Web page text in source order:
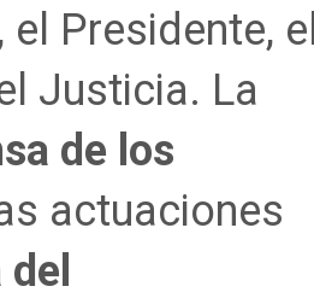
Presidente, el
Justicia. La
de los
actuaciones